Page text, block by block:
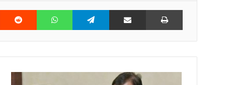
Pinterest Reddit WhatsAppTelegram Share via Email Print